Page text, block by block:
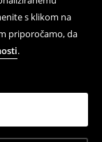
s klikom na
priporočamo, da
.